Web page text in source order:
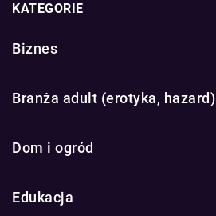
KATEGORIE
Biznes
Branża adult (erotyka, hazard)
Dom i ogród
Edukacja